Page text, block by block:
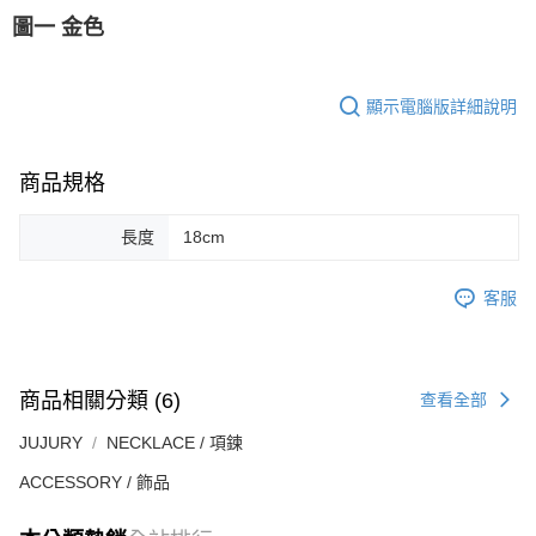
圖一 金色
顯示電腦版詳細說明
商品規格
長度 18cm
客服
商品相關分類 (6) 查看全部
JUJURY NECKLACE / 項鍊
ACCESSORY / 飾品